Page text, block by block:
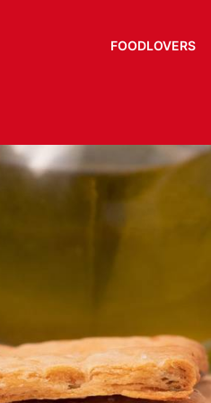
FOODLOVERS